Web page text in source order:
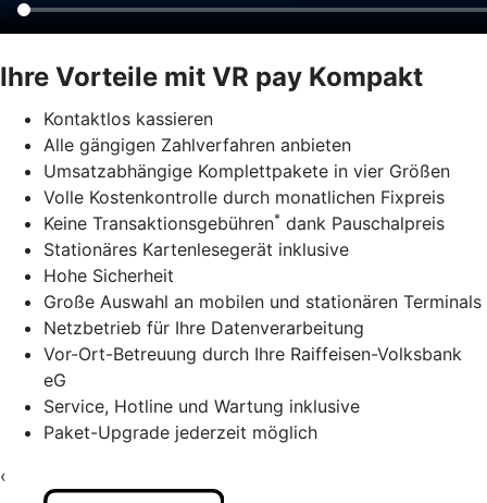
Ihre Vorteile mit VR pay Kompakt
Kontaktlos kassieren
Alle gängigen Zahlverfahren anbieten
Umsatzabhängige Komplettpakete in vier Größen
Volle Kostenkontrolle durch monatlichen Fixpreis
Keine Transaktionsgebühren* dank Pauschalpreis
Stationäres Kartenlesegerät inklusive
Hohe Sicherheit
Große Auswahl an mobilen und stationären Terminals
Netzbetrieb für Ihre Datenverarbeitung
Vor-Ort-Betreuung durch Ihre Raiffeisen-Volksbank
eG
Service, Hotline und Wartung inklusive
Paket-Upgrade jederzeit möglich
‹